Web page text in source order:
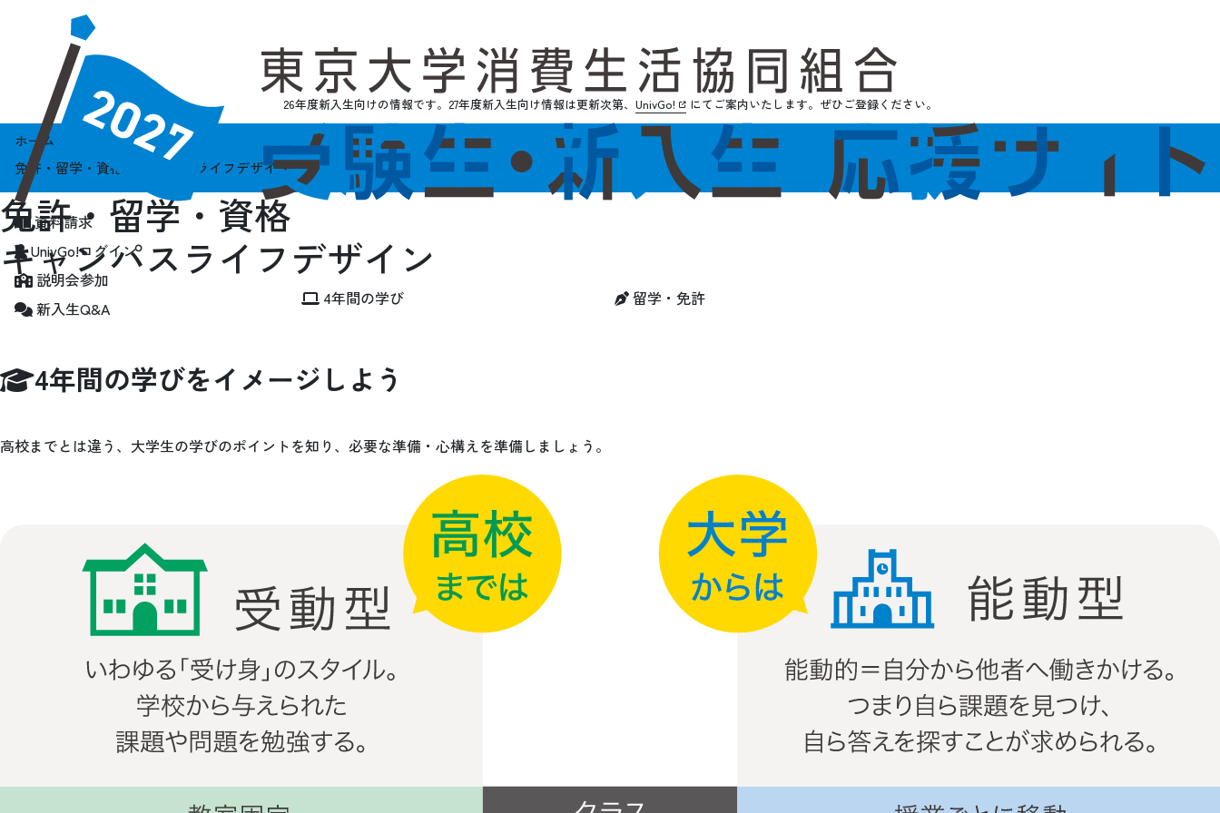
資料請求
UnivGo!ログイン
説明会参加
新入生Q&A
26年度新入生向けの情報です。 27年度新入生向け情報は更新次第、 UnivGo! にてご案内いたします。ぜひご登録ください。
ホーム
免許・留学・資格 キャンパスライフデザイン
免許・留学・資格
キャンパスライフデザイン
4年間の学び 留学・免許
4年間の学びをイメージしよう
高校までとは違う、大学生の学びのポイントを知り、必要な準備・心構えを準備しましょう。